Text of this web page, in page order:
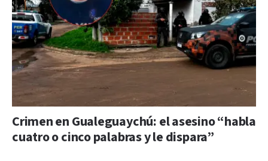
Crimen en Gualeguaychú: el asesino “habla
cuatro o cinco palabras y le dispara”